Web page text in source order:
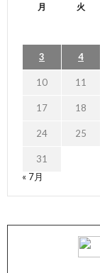
月 火
3 4
10 11
17 18
24 25
31
« 7月